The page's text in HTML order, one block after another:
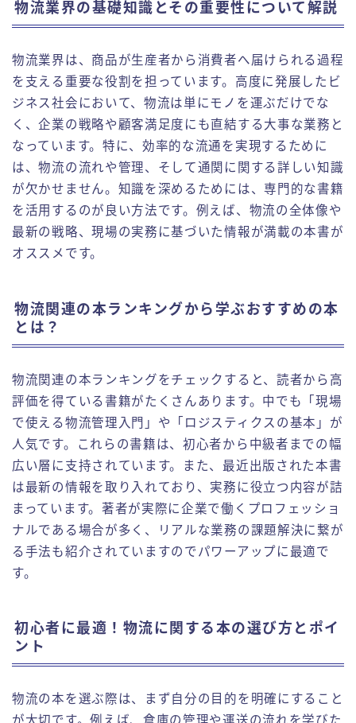
物流業界の基礎知識とその重要性について解説
物流業界は、商品が生産者から消費者へ届けられる過程
を支える重要な役割を担っています。高度に発展したビ
ジネス社会において、物流は単にモノを運ぶだけでな
く、企業の戦略や顧客満足度にも直結する大事な業務と
なっています。特に、効率的な流通を実現するために
は、物流の流れや管理、そして通関に関する詳しい知識
が欠かせません。知識を深めるためには、専門的な書籍
を活用するのが良い方法です。例えば、物流の全体像や
最新の戦略、現場の実務に基づいた情報が満載の本書が
オススメです。
物流関連の本ランキングから学ぶおすすめの本
とは？
物流関連の本ランキングをチェックすると、読者から高
評価を得ている書籍がたくさんあります。中でも「現場
で使える物流管理入門」や「ロジスティクスの基本」が
人気です。これらの書籍は、初心者から中級者までの幅
広い層に支持されています。また、最近出版された本書
は最新の情報を取り入れており、実務に役立つ内容が詰
まっています。著者が実際に企業で働くプロフェッショ
ナルである場合が多く、リアルな業務の課題解決に繋が
る手法も紹介されていますのでパワーアップに最適で
す。
初心者に最適！物流に関する本の選び方とポイ
ント
物流の本を選ぶ際は、まず自分の目的を明確にすること
が大切です。例えば、倉庫の管理や運送の流れを学びた